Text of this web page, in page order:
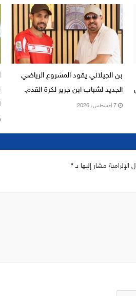
بن الجيلاني يقود المشروع الرياضي
الجديد لشباب ابن جرير لكرة القدم.
7 أغسطس، 2026
الإلزامية مشار إليها بـ*